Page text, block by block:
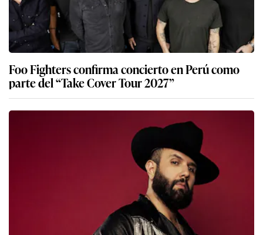
Foo Fighters confirma concierto en Perú como
parte del “Take Cover Tour 2027”